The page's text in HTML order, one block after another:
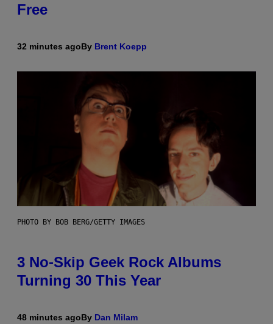
Free
32 minutes agoBy Brent Koepp
PHOTO BY BOB BERG/GETTY IMAGES
3 No-Skip Geek Rock Albums
Turning 30 This Year
48 minutes agoBy Dan Milam